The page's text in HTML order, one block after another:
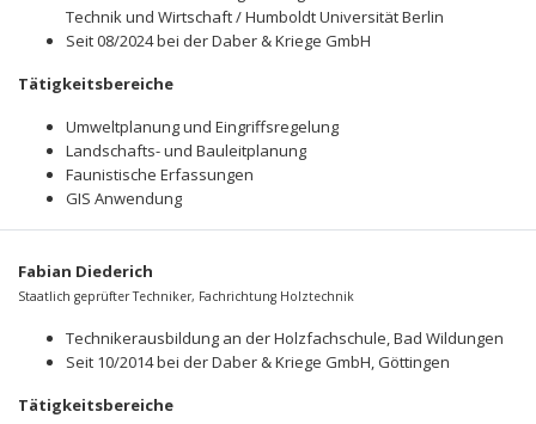
Technik und Wirtschaft / Humboldt Universität Berlin
Seit 08/2024 bei der Daber & Kriege GmbH
Tätigkeitsbereiche
Umweltplanung und Eingriffsregelung
Landschafts- und Bauleitplanung
Faunistische Erfassungen
GIS Anwendung
Fabian Diederich
Staatlich geprüfter Techniker, Fachrichtung Holztechnik
Technikerausbildung an der Holzfachschule, Bad Wildungen
Seit 10/2014 bei der Daber & Kriege GmbH, Göttingen
Tätigkeitsbereiche